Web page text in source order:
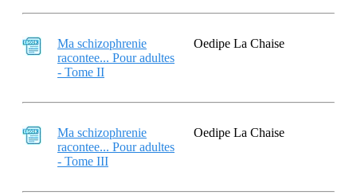
Ma schizophrenie
racontee... Pour adultes
- Tome II
Oedipe La Chaise
Ma schizophrenie
racontee... Pour adultes
- Tome III
Oedipe La Chaise